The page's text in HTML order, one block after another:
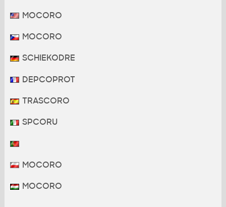
MOCORO
MOCORO
SCHIEKODRE
DEPCOPROT
TRASCORO
SPCORU
MOCORO
MOCORO